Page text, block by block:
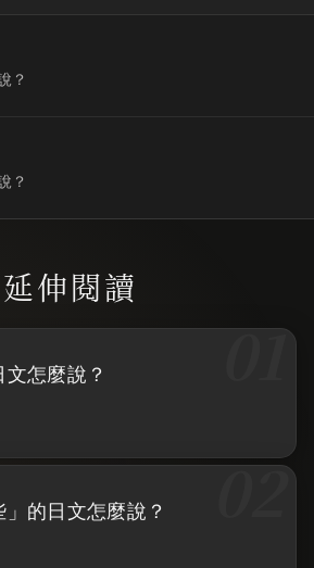
？
？
文怎麼說？
」的日文怎麼說？